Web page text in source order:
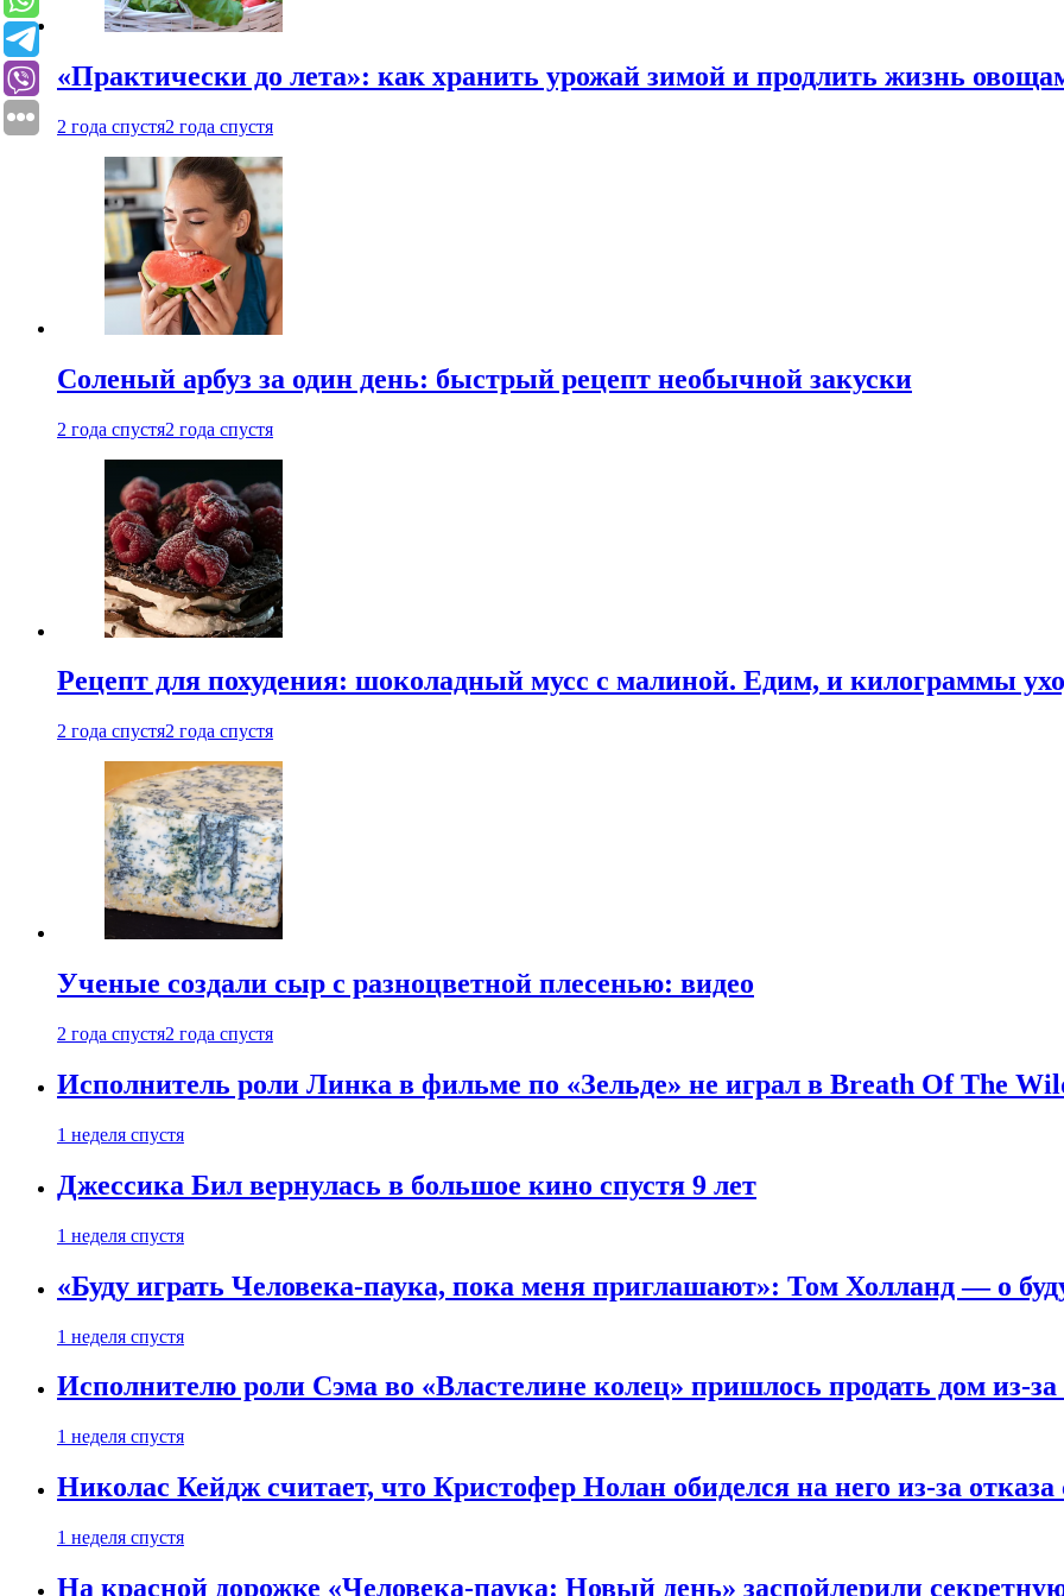
«Практически до лета»: как хранить урожай зимой и продлить жизнь
2 года спустя2 года спустя
Соленый арбуз за один день: быстрый рецепт необычной закуски
2 года спустя2 года спустя
Рецепт для похудения: шоколадный мусс с малиной. Едим, и килограммы
2 года спустя2 года спустя
Ученые создали сыр с разноцветной плесенью: видео
2 года спустя2 года спустя
Исполнитель роли Линка в фильме по «Зельде» не играл в Breath Of The
1 неделя спустя
Джессика Бил вернулась в большое кино спустя 9 лет
1 неделя спустя
«Буду играть Человека-паука, пока меня приглашают»: Том Холланд — о
1 неделя спустя
Исполнителю роли Сэма во «Властелине колец» пришлось продать дом из-за
1 неделя спустя
Николас Кейдж считает, что Кристофер Нолан обиделся на него из-за
1 неделя спустя
На красной дорожке «Человека-паука: Новый день» заспойлерили